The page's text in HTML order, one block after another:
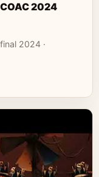
2024
2024 ·